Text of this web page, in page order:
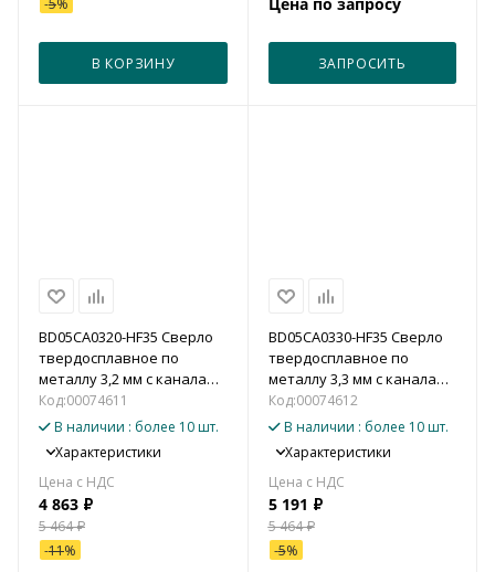
В КОРЗИНУ ЗАПРОСИТЬ
BD05CA0320-HF35 Сверло
твердосплавное по
металлу 3,2 мм с каналами
для подвода СОЖ (5xD)
Код:00074611
В наличии : более 10 шт.
Характеристики
4 863 ₽
5 464₽
-11%
BD05CA0330-HF35 Сверло
твердосплавное по
металлу 3,3 мм с каналами
для подвода СОЖ (5xD)
Код:00074612
В наличии : более 10 шт.
Характеристики
5 191 ₽
5 464₽
-5%